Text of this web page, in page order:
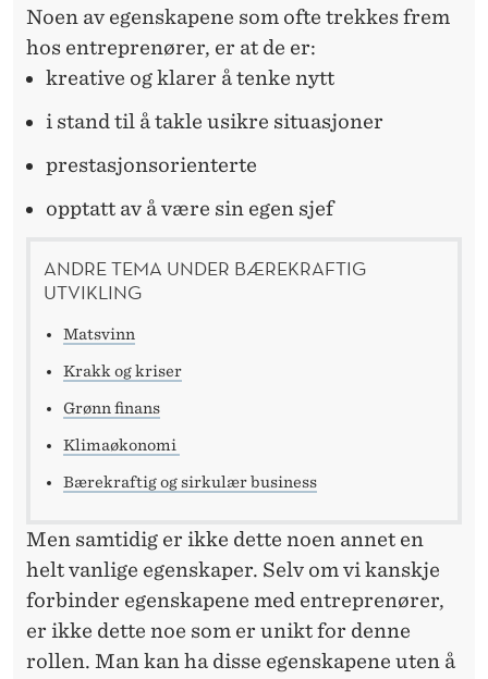
Noen av egenskapene som ofte trekkes frem
hos entreprenører, er at de er:
kreative og klarer å tenke nytt
i stand til å takle usikre situasjoner
prestasjonsorienterte
opptatt av å være sin egen sjef
ANDRE TEMA UNDER BÆREKRAFTIG
UTVIKLING
Matsvinn
Krakk og kriser
Grønn finans
Klimaøkonomi
Bærekraftig og sirkulær business
Men samtidig er ikke dette noen annet en
helt vanlige egenskaper. Selv om vi kanskje
forbinder egenskapene med entreprenører,
er ikke dette noe som er unikt for denne
rollen. Man kan ha disse egenskapene uten å